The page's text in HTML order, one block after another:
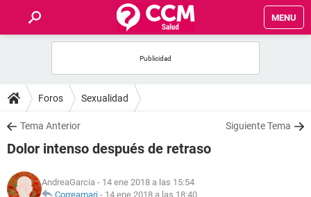
MENU
FOROS
SALUD
NUTRICIÓN
Foros Sexualidad
Tema Anterior Siguiente Tema
Dolor intenso después de retraso
AndreaGarcia - 14 ene 2018 a las 15:54
Correamari - 14 ene 2018 a las 18:40